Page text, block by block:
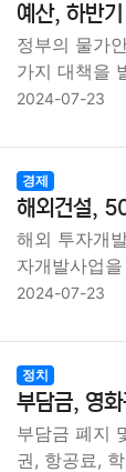
예산, 하반
정부의 물가
가지 대책을
2024-07-23
경제
해외건설,
해외 투자개
자개발사업
2024-07-23
정치
부담금, 영
부담금 폐지
권, 항공료,